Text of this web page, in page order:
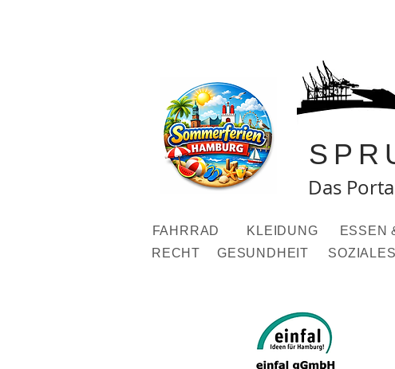
Das
FAHRRAD
KLEIDUNG
RECHT
GESUNDHEIT
ESSEN
SOZIALES